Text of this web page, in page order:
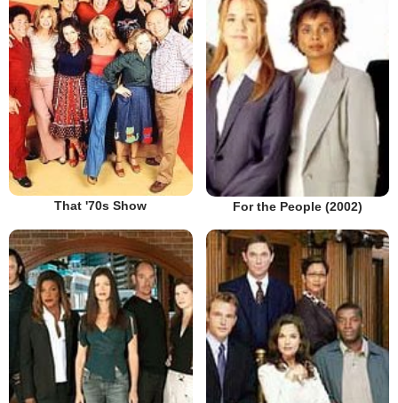
That '70s Show For the People (2002)